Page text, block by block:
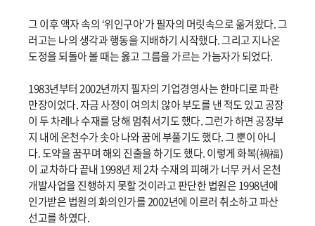
그 이후 액자 속의 ‘위인구아’가 필자의 머릿속으로 옮겨왔다. 그
러고는 나의 생각과 행동을 지배하기 시작했다. 그리고 지나온
도정을 되돌아 볼 때는 옳고 그름을 가르는 가늠자가 되었다.
1983년부터 2002년까지 필자의 기업경영사는 한마디로 파란
만장이었다. 자금 사정이 여의치 않아 부도를 낸 적도 있고 공장
이 두 차례나 수재를 당해 멈춰서기도 했다. 그런가 하면 공장부
지 내에 온천수가 솟아 나와 꿈에 부풀기도 했다. 그 뿐이 아니
다. 도약을 꿈꾸며 해외 진출을 하기도 했다. 이렇게 화복(禍福)
이 교차하다 끝내 1998년 제 2차 수재의 피해가 너무 커서 온천
개발사업을 진행하지 못할 것이라고 판단한 법원은 1998년에
인가받은 법원의 화의인가를 2002년에 이르러 취소하고 파산
선고를 하였다.